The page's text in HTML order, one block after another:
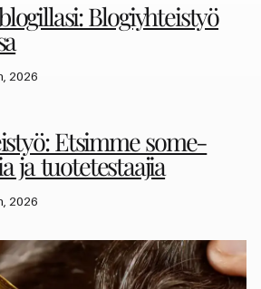
Blogiyhteistyö
2026
Etsimme some-
ja tuotetestaajia
2026